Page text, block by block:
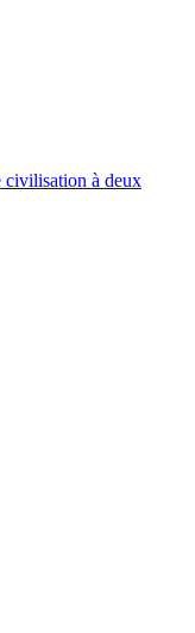
civilisation à deux